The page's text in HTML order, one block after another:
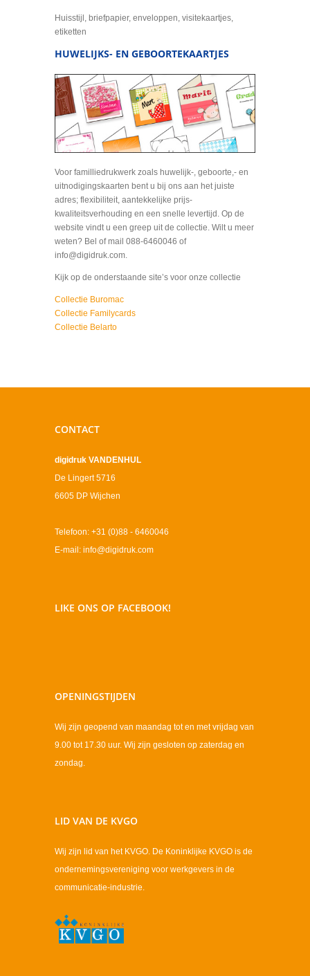
Huisstijl, briefpapier, enveloppen, visitekaartjes,
etiketten
HUWELIJKS- EN GEBOORTEKAARTJES
Voor familliedrukwerk zoals huwelijk-, geboorte,- en
uitnodigingskaarten bent u bij ons aan het juiste
adres; flexibiliteit, aantekkelijke prijs-
kwaliteitsverhouding en een snelle levertijd. Op de
website vindt u een greep uit de collectie. Wilt u meer
weten? Bel of mail 088-6460046 of
info@digidruk.com.
Kijk op de onderstaande site’s voor onze collectie
Collectie Buromac
Collectie Familycards
Collectie Belarto
CONTACT
digidruk VANDENHUL
De Lingert 5716
6605 DP Wijchen
Telefoon: +31 (0)88 - 6460046
E-mail: info@digidruk.com
LIKE ONS OP FACEBOOK!
OPENINGSTIJDEN
Wij zijn geopend van maandag tot en met vrijdag van
9.00 tot 17.30 uur. Wij zijn gesloten op zaterdag en
zondag.
LID VAN DE KVGO
Wij zijn lid van het KVGO. De Koninklijke KVGO is de
ondernemingsvereniging voor werkgevers in de
communicatie-industrie.